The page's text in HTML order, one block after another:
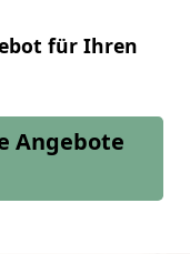
für Ihren
Angebote